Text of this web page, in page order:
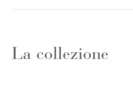
La collezione